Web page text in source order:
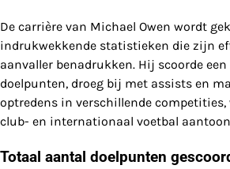
De carrière van Michael Owen wordt
indrukwekkende statistieken die zijn
aanvaller benadrukken. Hij scoorde
doelpunten, droeg bij met assists en
optredens in verschillende
club- en internationaal voetbal
Totaal aantal doelpunten